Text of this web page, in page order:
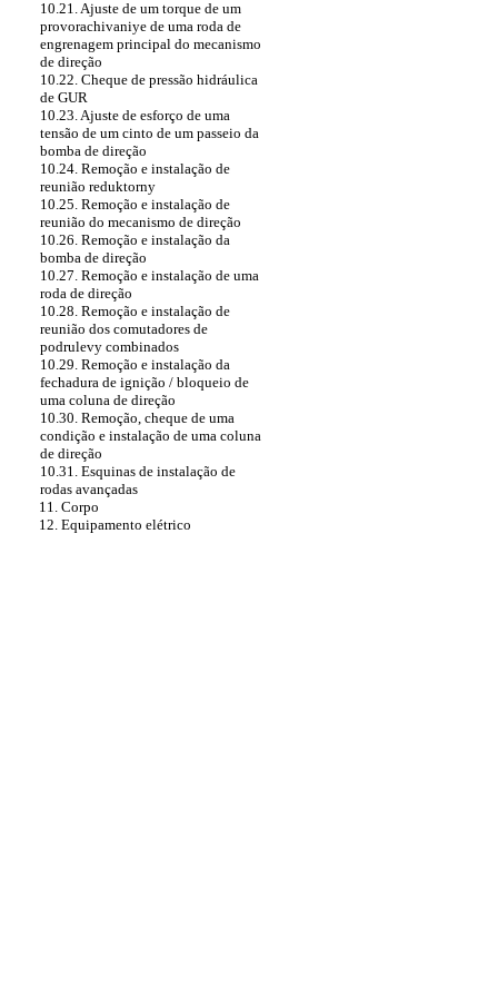
10.21. Ajuste de um torque de um
provorachivaniye de uma roda de
engrenagem principal do mecanismo
de direção
10.22. Cheque de pressão hidráulica
de GUR
10.23. Ajuste de esforço de uma
tensão de um cinto de um passeio da
bomba de direção
10.24. Remoção e instalação de
reunião reduktorny
10.25. Remoção e instalação de
reunião do mecanismo de direção
10.26. Remoção e instalação da
bomba de direção
10.27. Remoção e instalação de uma
roda de direção
10.28. Remoção e instalação de
reunião dos comutadores de
podrulevy combinados
10.29. Remoção e instalação da
fechadura de ignição / bloqueio de
uma coluna de direção
10.30. Remoção, cheque de uma
condição e instalação de uma coluna
de direção
10.31. Esquinas de instalação de
rodas avançadas
11. Corpo
12. Equipamento elétrico